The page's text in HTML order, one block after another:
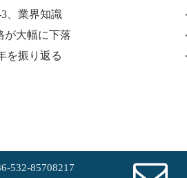
、業界知識
が大幅に下落
を振り返る
532-85708217